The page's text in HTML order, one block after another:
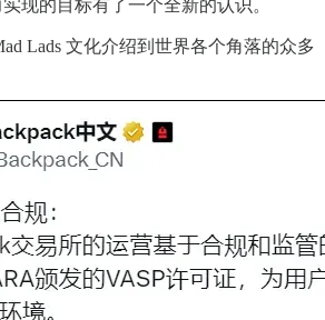
现的目标有了一个全新的认识。
Lads 文化介绍到世界各个角落的众多